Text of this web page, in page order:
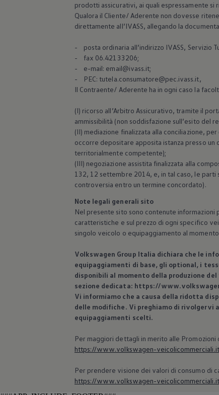
prodotti assicurativi, ai quali espressamente si
Qualora il Cliente/ Aderente non dovesse
direttamente all’IVASS, allegando la
- posta ordinaria all’indirizzo IVASS, Servizio
- fax 06.42133206;
- e-mail: email@ivass.it;
- PEC: tutela.consumatore@pec.ivass.it,
Il Contraente/ Aderente ha in ogni caso la
(I) ricorso all’Arbitro Assicurativo, tramite il
ammissibilità (non soddisfazione sull’esito del
(II) mediazione finalizzata alla conciliazione,
occorre depositare apposita istanza presso
territorialmente competente);
(III) negoziazione assistita finalizzata alla
132, 12 settembre 2014, e, in tal caso, le parti
controversia entro un termine concordato).
Note legali generali sito
Nel presente sito sono contenute
caratteristiche e sul prezzo di ogni specifico
singolo veicolo o equipaggiamento al
Volkswagen Group Italia dichiara che le
equipaggiamenti di base, gli optional, i
disponibili al momento della produzione
sezione dedicata: https://
Vi informiamo che a causa della ridotta
delle modifiche. Vi preghiamo di rivolgervi
equipaggiamenti scelti.
Per maggiori dettagli in merito alle Promozioni
https://www.volkswagen-
Per prendere visione dei valori di consumo di
https://www.volkswagen-